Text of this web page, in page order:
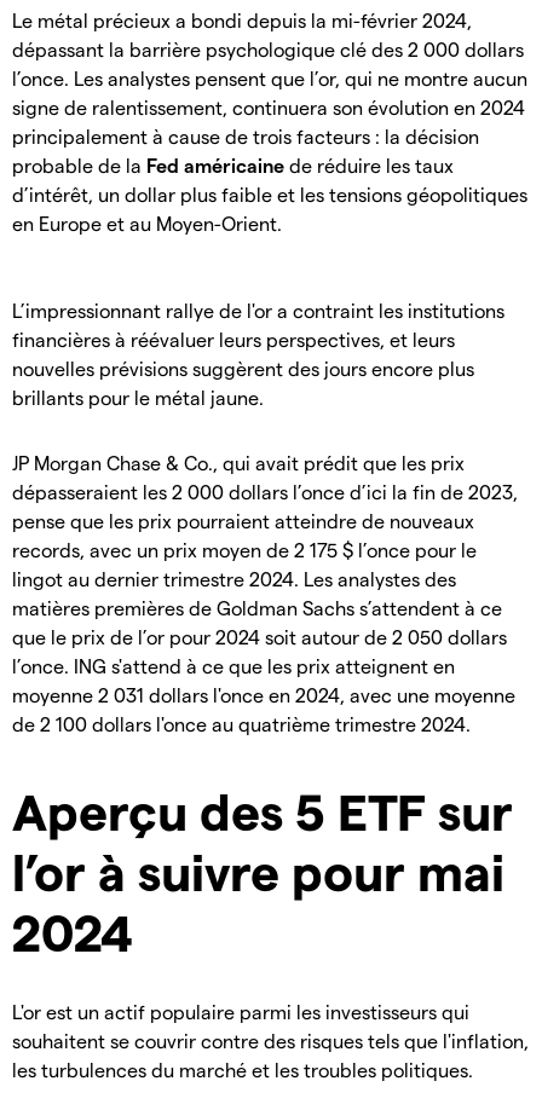
Le métal précieux a bondi depuis la mi-février 2024,
dépassant la barrière psychologique clé des 2 000 dollars
l’once. Les analystes pensent que l’or, qui ne montre aucun
signe de ralentissement, continuera son évolution en 2024
principalement à cause de trois facteurs : la décision
probable de la Fed américaine de réduire les taux
d’intérêt, un dollar plus faible et les tensions géopolitiques
en Europe et au Moyen-Orient.
L’impressionnant rallye de l'or a contraint les institutions
financières à réévaluer leurs perspectives, et leurs
nouvelles prévisions suggèrent des jours encore plus
brillants pour le métal jaune.
JP Morgan Chase & Co., qui avait prédit que les prix
dépasseraient les 2 000 dollars l’once d’ici la fin de 2023,
pense que les prix pourraient atteindre de nouveaux
records, avec un prix moyen de 2 175 $ l’once pour le
lingot au dernier trimestre 2024. Les analystes des
matières premières de Goldman Sachs s’attendent à ce
que le prix de l’or pour 2024 soit autour de 2 050 dollars
l’once. ING s'attend à ce que les prix atteignent en
moyenne 2 031 dollars l'once en 2024, avec une moyenne
de 2 100 dollars l'once au quatrième trimestre 2024.
Aperçu des 5 ETF sur
l’or à suivre pour mai
2024
L'or est un actif populaire parmi les investisseurs qui
souhaitent se couvrir contre des risques tels que l'inflation,
les turbulences du marché et les troubles politiques.